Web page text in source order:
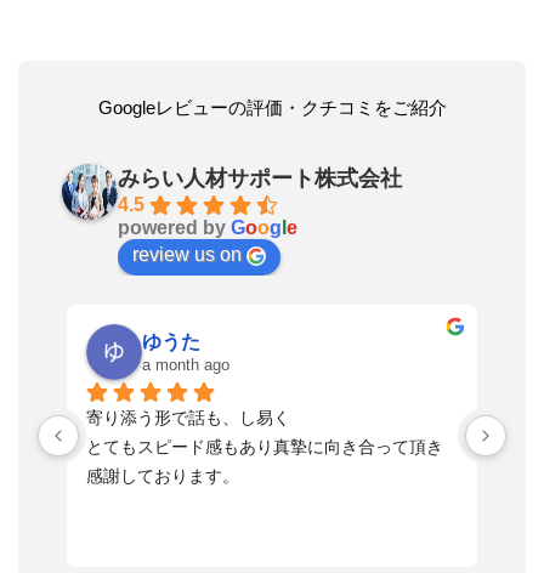
Googleレビューの評価・クチコミをご紹介
みらい人材サポート株式会社
4.5
powered by Goog e
review us on
ゆうた
a month ago
寄り添う形で話も、し易く
とてもスピード感もあり真摯に向き合って頂き
感謝しております。